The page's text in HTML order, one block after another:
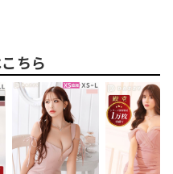
ちら